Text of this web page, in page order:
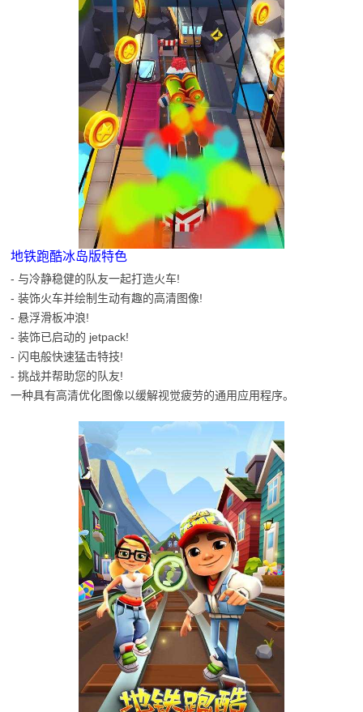
地铁跑酷冰岛版特色
- 与冷静稳健的队友一起打造火车!
- 装饰火车并绘制生动有趣的高清图像!
- 悬浮滑板冲浪!
- 装饰已启动的 jetpack!
- 闪电般快速猛击特技!
- 挑战并帮助您的队友!
一种具有高清优化图像以缓解视觉疲劳的通用应用程序。